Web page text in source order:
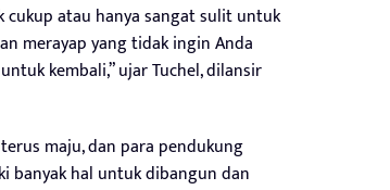
cukup atau hanya sangat sulit untuk
merayap yang tidak ingin Anda
kembali,” ujar Tuchel, dilansir
maju, dan para pendukung
banyak hal untuk dibangun dan